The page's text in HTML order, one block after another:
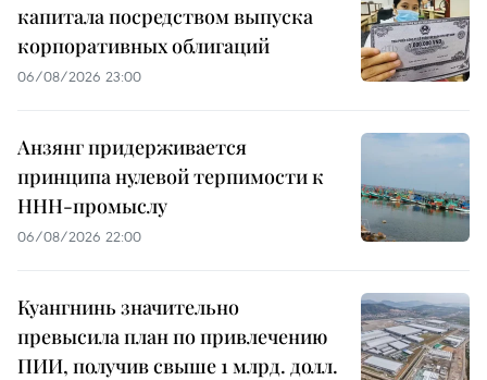
капитала посредством выпуска
корпоративных облигаций
06/08/2026 23:00
Анзянг придерживается
принципа нулевой терпимости к
ННН-промыслу
06/08/2026 22:00
Куангнинь значительно
превысила план по привлечению
ПИИ, получив свыше 1 млрд. долл.